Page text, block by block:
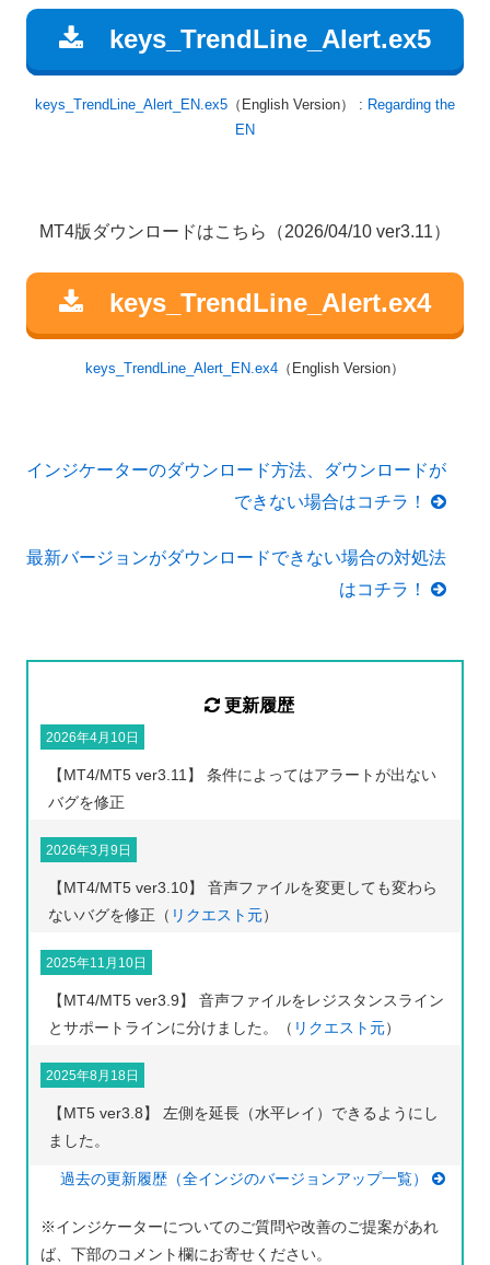
keys_TrendLine_Alert.ex5
keys_TrendLine_Alert_EN.ex5 （English Version） : Regarding the
EN
MT4版ダウンロードはこちら（2026/04/10 ver3.11）
keys_TrendLine_Alert.ex4
keys_TrendLine_Alert_EN.ex4 （English Version）
インジケーターのダウンロード方法、ダウンロードが
できない場合はコチラ！
最新バージョンがダウンロードできない場合の対処法
はコチラ！
更新履歴
2026年4月10日
【MT4/MT5 ver3.11】 条件によってはアラートが出ない
バグを修正
2026年3月9日
【MT4/MT5 ver3.10】 音声ファイルを変更しても変わら
ないバグを修正（ リクエスト元）
2025年11月10日
【MT4/MT5 ver3.9】 音声ファイルをレジスタンスライン
とサポートラインに分けました。（ リクエスト元）
2025年8月18日
【MT5 ver3.8】 左側を延長（水平レイ）できるようにし
ました。
過去の更新履歴（全インジのバージョンアップ一覧）
※インジケーターについてのご質問や改善のご提案があれ
ば、下部のコメント欄にお寄せください。